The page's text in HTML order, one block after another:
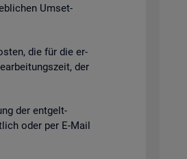
Um­set­
die für die er­
der
der ent­gelt­
oder per E-Mail